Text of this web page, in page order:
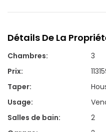
Détails De La
Chambres:
3
Prix:
Taper:
Usage:
Salles de bain:
2